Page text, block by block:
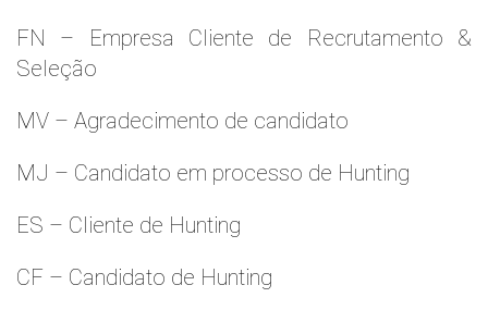
FN – Empresa Cliente de Recrutamento &
Seleção
MV – Agradecimento de candidato
MJ – Candidato em processo de Hunting
ES – Cliente de Hunting
CF – Candidato de Hunting